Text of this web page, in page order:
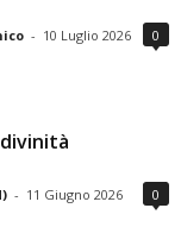
- 10 Luglio 2026 0
- 11 Giugno 2026 0